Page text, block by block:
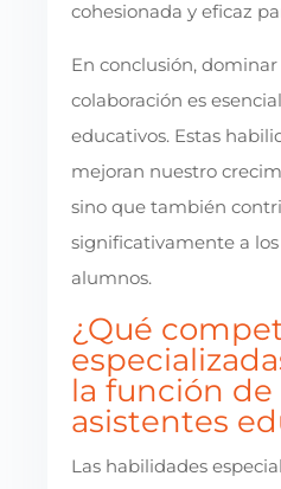
cohesionada y eficaz
En conclusión,
colaboración es
educativos. Estas
mejoran nuestro
sino que también
significativamente a
alumnos.
¿Qué
la función de
asistentes
Las habilidades